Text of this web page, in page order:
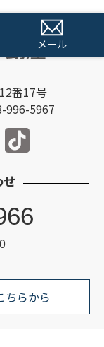
メール
番17号
996-5967
ちらから